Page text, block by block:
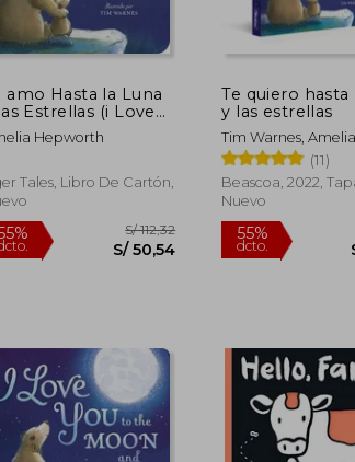
amo Hasta la Luna
Estrellas (i Love
to the Moon and
Spanish ed )
Hepworth
Tales, Libro De Cartón,
55%
dcto.
S/ 112,32
S/ 50,54
Te quiero hasta
y las estrellas
Tim Warnes, Amelia
Hepworth
(11)
Beascoa, 2022,
Nuevo